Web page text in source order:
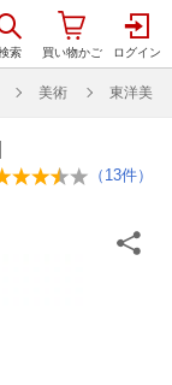
美術 東洋美術
（ 13件）